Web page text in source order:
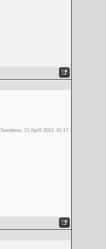
Sestdiena, 21.Aprīlī.2012, 01:17